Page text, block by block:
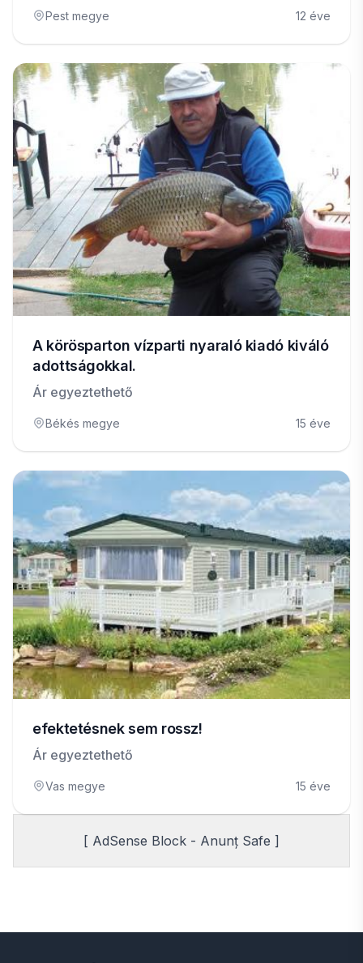
Pest megye 12 éve
A körösparton vízparti nyaraló kiadó kiváló
adottságokkal.
Ár egyeztethető
Békés megye 15 éve
efektetésnek sem rossz!
Ár egyeztethető
Vas megye 15 éve
[ AdSense Block - Anunț Safe ]